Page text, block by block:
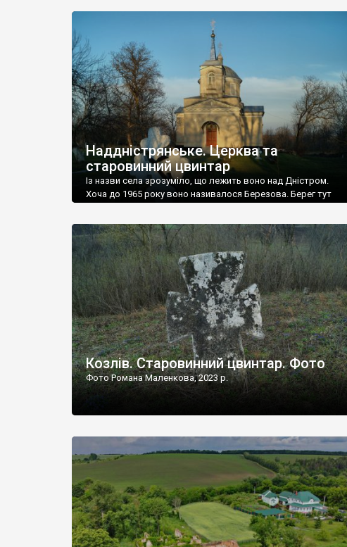
виявилося більше семи гектарів. Перше враження про
абсолютну звичайність польського цвинтаря виявилося
оманливим – […]
Наддністрянське. Церква та
старовинний цвинтар
Із назви села зрозуміло, що лежить воно над Дністром.
Хоча до 1965 року воно називалося Березова. Берег тут
Наддністрянське відрізняється від більшості навколишніх
сіл. У селі є мурована Михайлівська церква. Точної дати […]
Козлів. Старовинний цвинтар. Фото
Фото Романа Маленкова, 2023 р.